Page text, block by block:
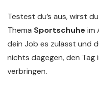
Testest du’s aus, wirst
Thema Sportschuhe im
dein Job es zulässt und
nichts dagegen, den Tag
verbringen.